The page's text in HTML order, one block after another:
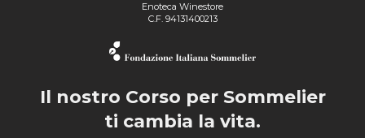
Enoteca Winestore
C.F. 94131400213
Il nostro Corso per Sommelier
ti cambia la vita.